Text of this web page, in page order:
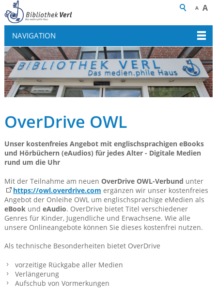
A A
NAVIGATION
OverDrive OWL
Unser kostenfreies Angebot mit englischsprachigen eBooks
und Hörbüchern (eAudios) für jedes Alter - Digitale Medien
rund um die Uhr
Mit der Teilnahme am neuen OverDrive OWL-Verbund unter
https://owl.overdrive.com ergänzen wir unser kostenfreies
Angebot der Onleihe OWL um englischsprachige eMedien als
eBookund eAudio. OverDrive bietet Titel verschiedener
Genres für Kinder, Jugendliche und Erwachsene. Wie alle
unsere Onlineangebote können Sie dieses kostenfrei nutzen.
Als technische Besonderheiten bietet OverDrive
vorzeitige Rückgabe aller Medien
Verlängerung
Aufschub von Vormerkungen